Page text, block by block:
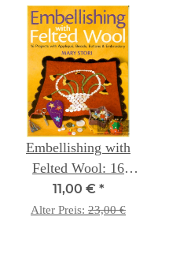
Embellishing with
Felted Wool: 16
Projects with
Appliqué, Beads,
11,00 € *
Alter Preis: 23,00 €